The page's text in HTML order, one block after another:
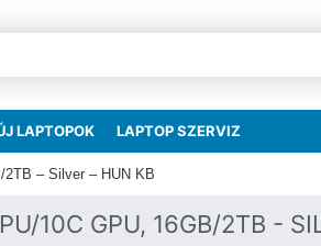
LAPTOPOK LAPTOP SZERVIZ
2TB – Silver – HUN KB
10C GPU, 16GB/2TB -